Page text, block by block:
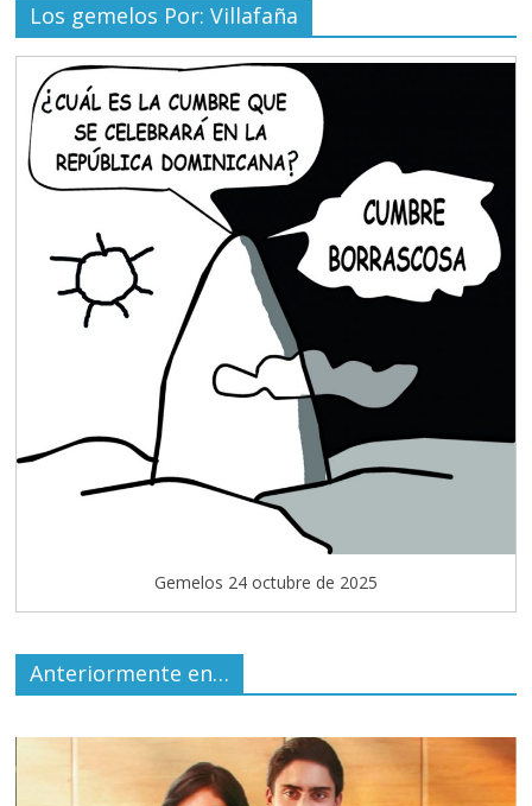
Los gemelos Por: Villafaña
Gemelos 24 octubre de 2025
Anteriormente en…